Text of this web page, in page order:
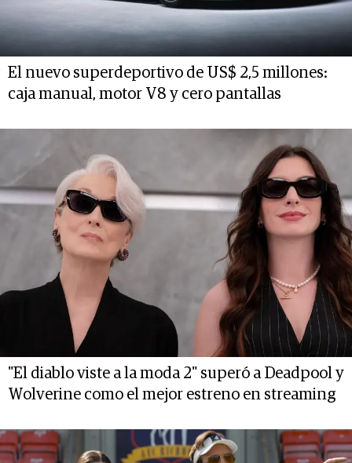
El nuevo superdeportivo de US$ 2,5 millones:
caja manual, motor V8 y cero pantallas
"El diablo viste a la moda 2" superó a Deadpool y
Wolverine como el mejor estreno en streaming